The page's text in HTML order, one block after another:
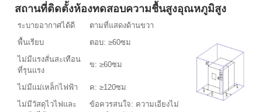
สถานที่ติดตั้งห้องทดสอบความชื้นสูงอุณหภูมิสูง
ระบายอากาศได้ดี
ตามที่แสดงด้านขวา
พื้นเรียบ
ตอบ: ≥60ซม
ไม่มีแรงสั่นสะเทือน
ที่รุนแรง
ข: ≥60ซม
ไม่มีแม่เหล็กไฟฟ้า
ค: ≥120ซม
ไม่มีวัสดุไวไฟและ
ข้อควรสนใจ: ความเอียงไม่